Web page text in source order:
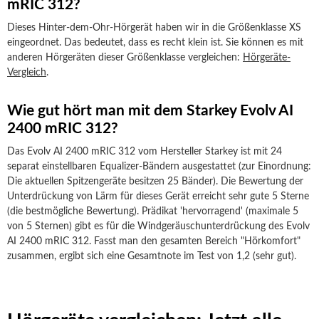
mRIC 312?
Dieses Hinter-dem-Ohr-Hörgerät haben wir in die Größenklasse XS
eingeordnet. Das bedeutet, dass es recht klein ist. Sie können es mit
anderen Hörgeräten dieser Größenklasse vergleichen: Hörgeräte-
Vergleich.
Wie gut hört man mit dem Starkey Evolv AI
2400 mRIC 312?
Das Evolv AI 2400 mRIC 312 vom Hersteller Starkey ist mit 24
separat einstellbaren Equalizer-Bändern ausgestattet (zur Einordnung:
Die aktuellen Spitzengeräte besitzen 25 Bänder). Die Bewertung der
Unterdrückung von Lärm für dieses Gerät erreicht sehr gute 5 Sterne
(die bestmögliche Bewertung). Prädikat 'hervorragend' (maximale 5
von 5 Sternen) gibt es für die Windgeräuschunterdrückung des Evolv
AI 2400 mRIC 312. Fasst man den gesamten Bereich "Hörkomfort"
zusammen, ergibt sich eine Gesamtnote im Test von 1,2 (sehr gut).